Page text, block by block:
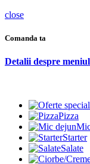
close
Comanda ta
Detalii despre
Pizza
Starter
Salate